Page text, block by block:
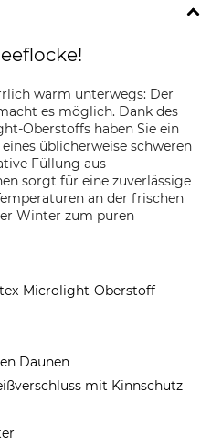
warm unterwegs: Der
es möglich. Dank des
Oberstoffs haben Sie ein
üblicherweise schweren
Füllung aus
sorgt für eine zuverlässige
an der frischen
Winter zum puren
Microlight-Oberstoff
Daunen
mit Kinnschutz